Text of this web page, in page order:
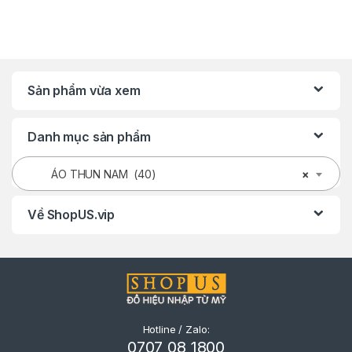
Sản phẩm vừa xem
Danh mục sản phẩm
×
ÁO THUN NAM (40)
Về ShopUS.vip
Hotline / Zalo:
0707 08 1800